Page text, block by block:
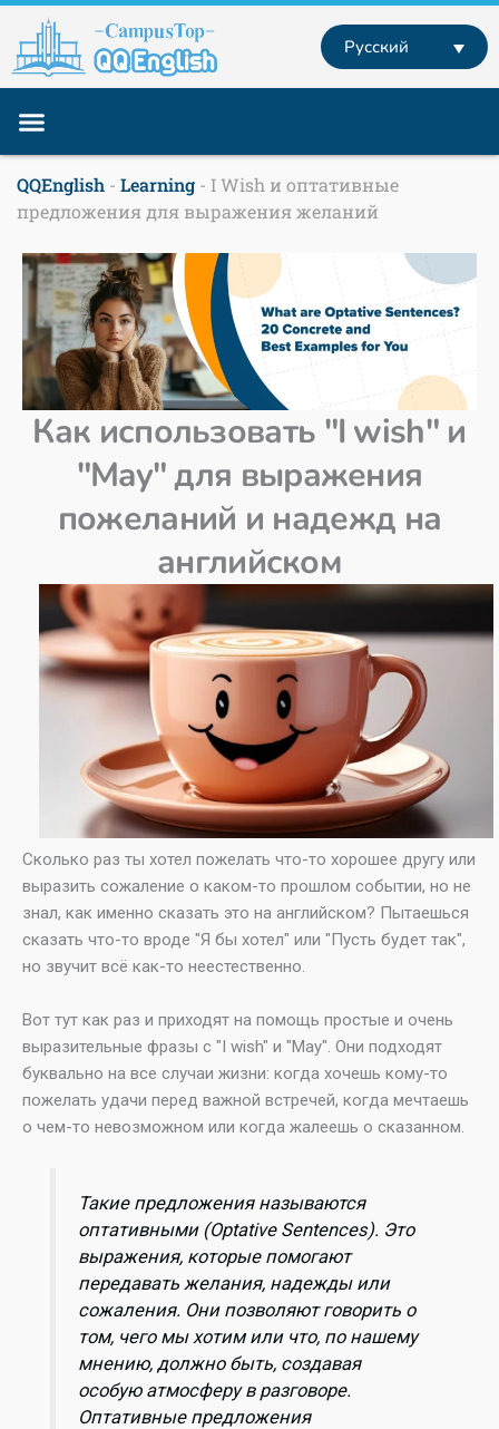
Перейти
содержимому
Русский
QQEnglish - Learning - I Wish и оптативные
предложения для выражения желаний
Как использовать "I wish" и
"May" для выражения
пожеланий и надежд на
английском
Сколько раз ты хотел пожелать что-то хорошее другу или
выразить сожаление о каком-то прошлом событии, но не
знал, как именно сказать это на английском? Пытаешься
сказать что-то вроде "Я бы хотел" или "Пусть будет так",
но звучит всё как-то неестественно.
Вот тут как раз и приходят на помощь простые и очень
выразительные фразы с "I wish" и "May". Они подходят
буквально на все случаи жизни: когда хочешь кому-то
пожелать удачи перед важной встречей, когда мечтаешь
о чем-то невозможном или когда жалеешь о сказанном.
Такие предложения называются
оптативными (Optative Sentences). Это
выражения, которые помогают
передавать желания, надежды или
сожаления. Они позволяют говорить о
том, чего мы хотим или что, по нашему
мнению, должно быть, создавая
особую атмосферу в разговоре.
Оптативные предложения